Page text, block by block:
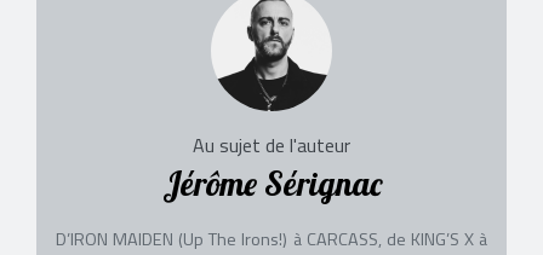
Au sujet de l'auteur
Jérôme Sérignac
D’IRON MAIDEN (Up The Irons!) à CARCASS, de KING’S X à